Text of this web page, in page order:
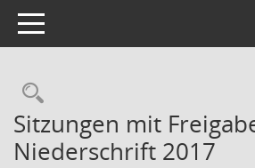
Toggle navigation
Rechercheauswahl
Sitzungen mit
Niederschrift 2017